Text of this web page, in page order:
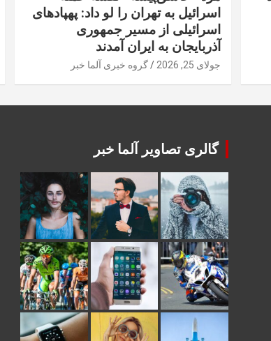
اسرائیل به تهران را لو داد: پهپادهای
اسرائیلی از مسیر جمهوری
آذربایجان به ایران آمدند
جولای 25, 2026 گروه خبری آلما خبر
گالری تصاویر آلما خبر